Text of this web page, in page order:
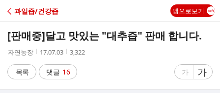
C
A
과일즙/건강즙 앱으로보기
[판매중]달고 맛있는 "대추즙" 판매 합니다.
작
자
자연농장
작
시
간
17.07.03
조
수
3,322
목록 댓글 16
글
가
글
자
가